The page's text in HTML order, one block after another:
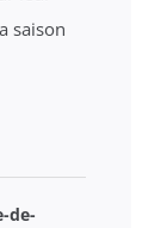
saison
de-